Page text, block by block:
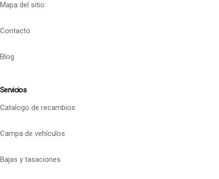
Mapa del sitio
Contacto
Blog
Servicios
Catalogo de recambios
Campa de vehículos
Bajas y tasaciones